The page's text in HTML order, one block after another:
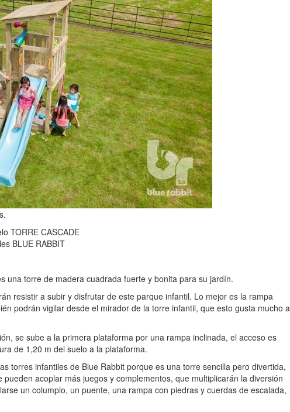
TORRE CASCADE
BLUE RABBIT
una torre de madera cuadrada fuerte y bonita para su jardín.
resistir a subir y disfrutar de este parque infantil. Lo mejor es la rampa
podrán vigilar desde el mirador de la torre infantil, que esto gusta mucho a
se sube a la primera plataforma por una rampa inclinada, el acceso es
de 1,20 m del suelo a la plataforma.
torres infantiles de Blue Rabbit porque es una torre sencilla pero divertida,
acoplar más juegos y complementos, que multiplicarán la diversión
un columpio, un puente, una rampa con piedras y cuerdas de escalada,